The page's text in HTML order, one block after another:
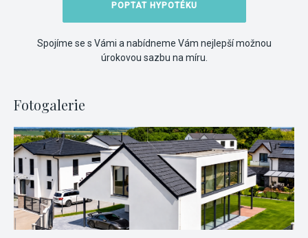
POPTAT HYPOTÉKU
Spojíme se s Vámi a nabídneme Vám nejlepší možnou
úrokovou sazbu na míru.
Fotogalerie